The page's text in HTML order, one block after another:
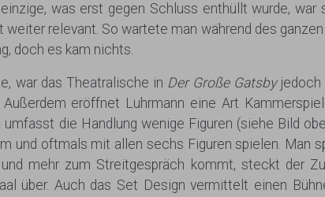
was erst gegen Schluss enthüllt wurde,
relevant. So wartete man während des
doch es kam nichts.
war das Theatralische in Der Große Gatsbyjedoch
eröffnet Luhrmann eine Art
die Handlung wenige Figuren (siehe Bild
und oftmals mit allen sechs Figuren spielen. Man
mehr zum Streitgespräch kommt, steckt der
über. Auch das Set Design vermittelt einen